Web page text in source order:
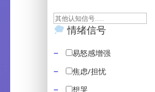
情绪信号
易怒感增强
焦虑/担忧
想哭